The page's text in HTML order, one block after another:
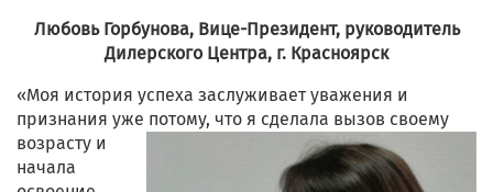
Любовь Горбунова, Вице-Президент, руководитель
Дилерского Центра, г. Красноярск
«Моя история успеха заслуживает уважения и
признания уже потому, что я сделала вызов своему
возрасту и
начала